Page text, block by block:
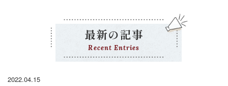
最新の記事
Recent Entries
2022.04.15